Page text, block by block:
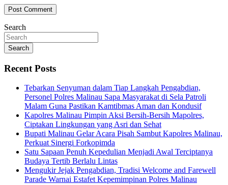
Search
Search
Recent Posts
Tebarkan Senyuman dalam Tiap Langkah Pengabdian,
Personel Polres Malinau Sapa Masyarakat di Sela Patroli
Malam Guna Pastikan Kamtibmas Aman dan Kondusif
Kapolres Malinau Pimpin Aksi Bersih-Bersih Mapolres,
Ciptakan Lingkungan yang Asri dan Sehat
Bupati Malinau Gelar Acara Pisah Sambut Kapolres Malinau,
Perkuat Sinergi Forkopimda
Satu Sapaan Penuh Kepedulian Menjadi Awal Terciptanya
Budaya Tertib Berlalu Lintas
Mengukir Jejak Pengabdian, Tradisi Welcome and Farewell
Parade Warnai Estafet Kepemimpinan Polres Malinau